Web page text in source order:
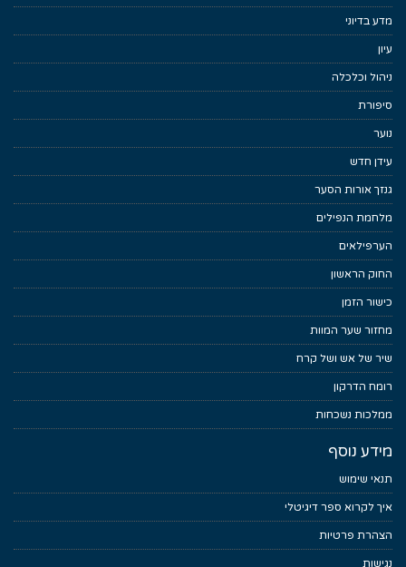
מדע בדיוני
עיון
ניהול וכלכלה
סיפורת
נוער
עידן חדש
גנזך אורות הסער
מלחמת הנפילים
הערפילאים
החוק הראשון
כישור הזמן
מחזור שער המוות
שיר של אש ושל קרח
רומח הדרקון
ממלכות נשכחות
מידע נוסף
תנאי שימוש
איך לקרוא ספר דיגיטלי
הצהרת פרטיות
נגישות